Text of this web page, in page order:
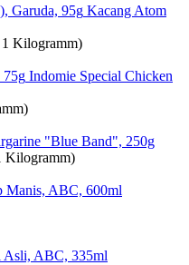
Kacang Atom
Kilogramm)
Indomie Special Chicken
"Blue Band", 250g
Kilogramm)
Manis, ABC, 600ml
Asli, ABC, 335ml